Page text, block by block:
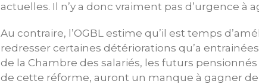
actuelles. Il n’y a donc vraiment pas d’urgence à
Au contraire, l’OGBL estime qu’il est temps
redresser certaines détériorations qu’a
de la Chambre des salariés, les futurs
de cette réforme, auront un manque à gagner de